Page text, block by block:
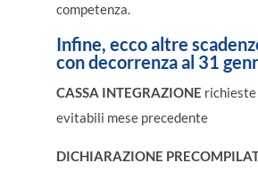
competenza.
Infine, ecco altre
con decorrenza al 31
CASSA INTEGRAZIONE
evitabili mese precedente
DICHIARAZIONE